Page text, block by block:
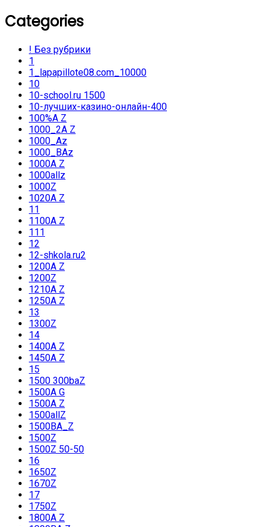
Categories
! Без рубрики
1
1_lapapillote08.com_10000
10
10-school.ru 1500
10-лучших-казино-онлайн-400
100%A Z
1000_2A Z
1000_Az
1000_BAz
1000A Z
1000allz
1000Z
1020A Z
11
1100A Z
111
12
12-shkola.ru2
1200A Z
1200Z
1210A Z
1250A Z
13
1300Z
14
1400A Z
1450A Z
15
1500 300baZ
1500A G
1500A Z
1500allZ
1500BA_Z
1500Z
1500Z 50-50
16
1650Z
1670Z
17
1750Z
1800A Z